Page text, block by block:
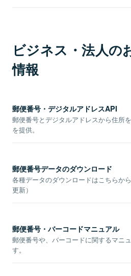
ビジネス・法人の
情報
郵便番号・デジタルアドレスAPI
郵便番号とデジタルアドレスから住所
を提供。
郵便番号データのダウンロード
各種データのダウンロードはこちらか
更新）
郵便番号・バーコードマニュアル
郵便番号や、バーコードに関するマニ
す。